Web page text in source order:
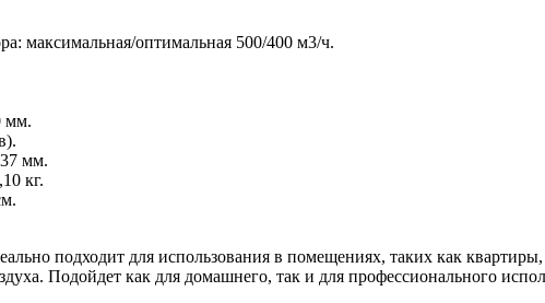
максимальная/оптимальная 500/400 м3/ч.
мм.
мм.
кг.
подходит для использования в помещениях, таких как
Подойдет как для домашнего, так и для профессионального